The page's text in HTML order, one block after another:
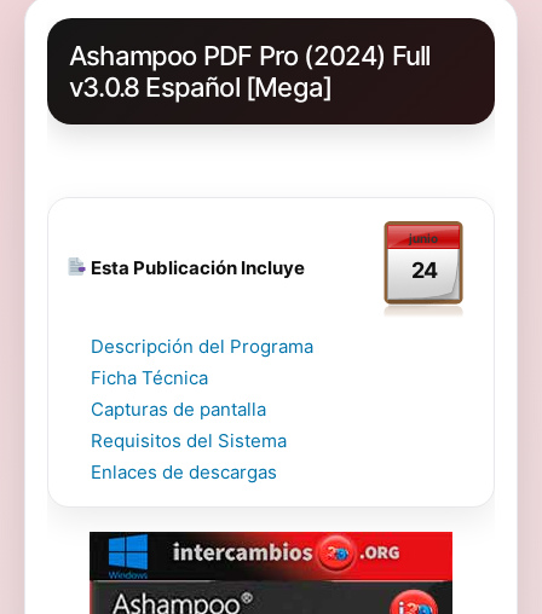
Ashampoo PDF Pro (2024) Full
v3.0.8 Español [Mega]
Esta Publicación Incluye
junio
24
Descripción del Programa
Ficha Técnica
Capturas de pantalla
Requisitos del Sistema
Enlaces de descargas